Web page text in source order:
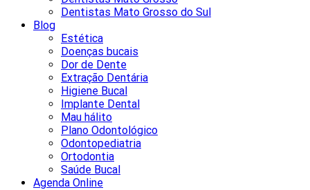
Dentistas Mato Grosso do Sul
Blog
Estética
Doenças bucais
Dor de Dente
Extração Dentária
Higiene Bucal
Implante Dental
Mau hálito
Plano Odontológico
Odontopediatria
Ortodontia
Saúde Bucal
Agenda Online